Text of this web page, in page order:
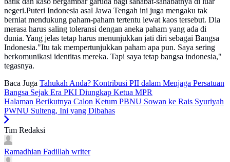
negeri.Puteri Indonesia asal Jawa Tengah ini juga mengaku tak
berniat mendukung paham-paham tertentu lewat kaos tersebut. Dia
merasa harus saling toleransi dengan aneka paham yang ada di
dunia. Yang jelas tetap harus menunjukkan jati diri sebagai Bangsa
Indonesia."Itu tak mempertunjukkan paham apa pun. Saya sering
berkomunikasi identitas mereka. Tapi saya tetap bangsa indonesia,"
tegasnya.
Baca Juga Tahukah Anda? Kontribusi PII dalam Menjaga Persatuan
Bangsa Sejak Era PKI Diungkap Ketua MPR
Halaman Berikutnya Calon Ketum PBNU Sowan ke Rais Syuriyah
PWNU Sulteng, Ini yang Dibahas
Tim Redaksi
Ramadhian Fadillah writer